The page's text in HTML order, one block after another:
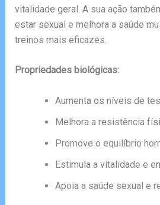
vitalidade geral. A sua ação
estar sexual e melhora a saúde
treinos mais eficazes.
Propriedades biológicas:
Aumenta os níveis de
Melhora a resistência
Promove o equilíbrio
Estimula a vitalidade e
Apoia a saúde sexual e